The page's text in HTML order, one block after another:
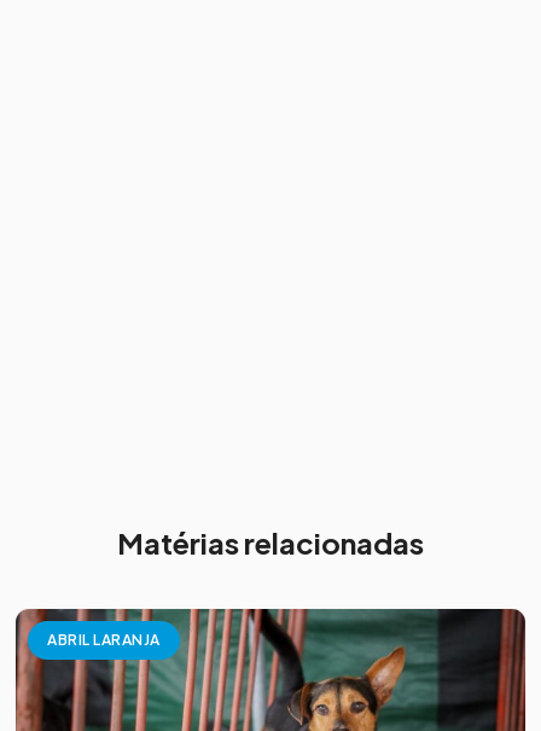
Matérias relacionadas
ABRIL LARANJA